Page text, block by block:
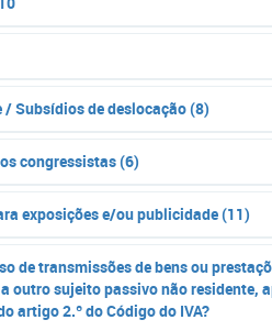
Subsídios de deslocação (8)
congressistas (6)
exposições e/ou publicidade (11)
de transmissões de bens ou
outro sujeito passivo não residente,
artigo 2.º do Código do IVA?